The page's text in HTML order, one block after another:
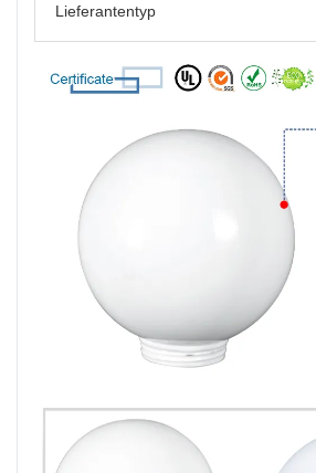
Lieferantentyp